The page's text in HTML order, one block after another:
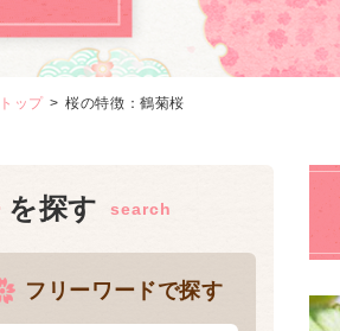
ップ 桜の特徴：鶴菊桜
桜を探す
フリーワードで探す